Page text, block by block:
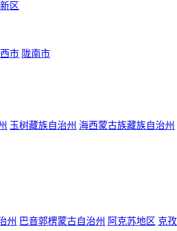
区
市 陇南市
玉树藏族自治州 海西蒙古族藏族自治州
州 巴音郭楞蒙古自治州 阿克苏地区 克